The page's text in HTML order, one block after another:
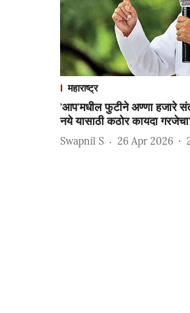
महाराष्ट्र
'आप'मधील फुटीने अण्णा हजारे
नये यासाठी कठोर कायदा
Swapnil S 26 Apr 2026